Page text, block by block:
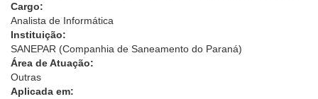
Cargo:
Analista de Informática
Instituição:
SANEPAR (Companhia de Saneamento do Paraná)
Área de Atuação:
Outras
Aplicada em: